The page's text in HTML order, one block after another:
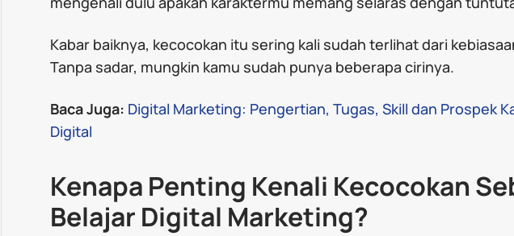
Kabar baiknya, kecocokan itu sering kali sudah terlihat dari
Tanpa sadar, mungkin kamu sudah punya beberapa cirinya.
Baca Juga: Digital Marketing: Pengertian, Tugas, Skill dan Prospek
Digital
Kenapa Penting Kenali Kecocokan
Belajar Digital Marketing?